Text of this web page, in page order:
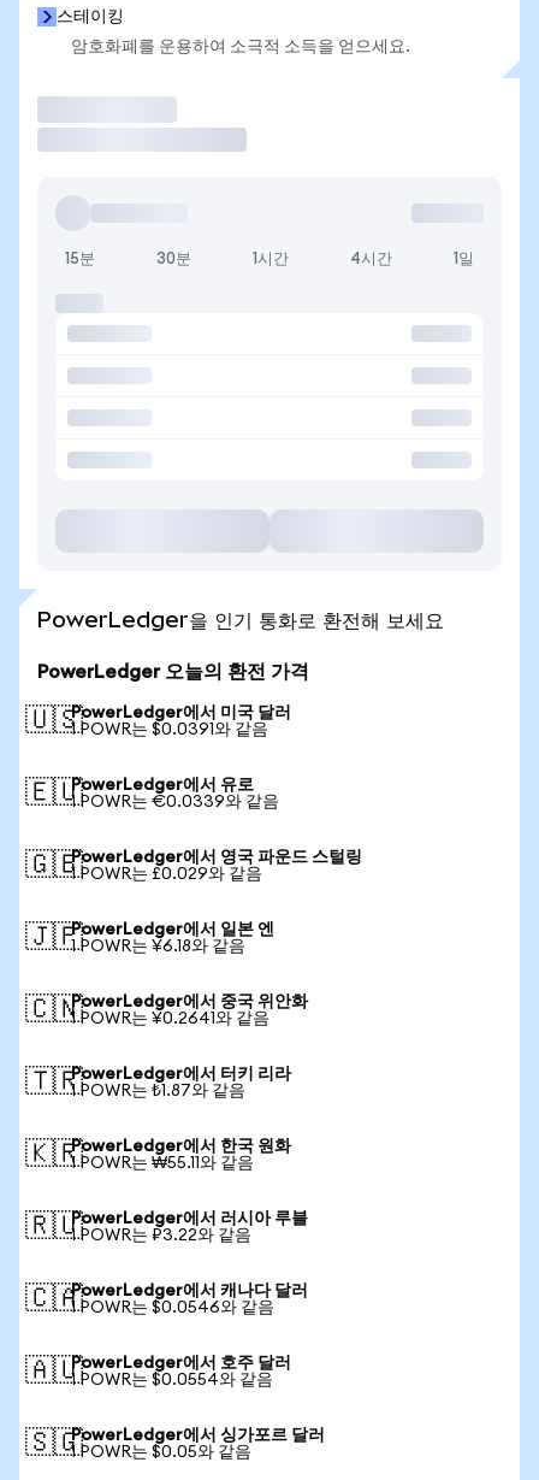
스테이킹
암호화폐를 운용하여 소극적 소득을 얻으세요.
15분 30분 1시간 4시간 1일
PowerLedger을 인기 통화로 환전해 보세요
PowerLedger 오늘의 환전 가격
🇺🇸PowerLedger에서 미국 달러
1 POWR는 $0.0391와 같음
🇪🇺PowerLedger에서 유로
1 POWR는 €0.0339와 같음
🇬🇧PowerLedger에서 영국 파운드 스털링
1 POWR는 £0.029와 같음
🇯🇵PowerLedger에서 일본 엔
1 POWR는 ¥6.18와 같음
🇨🇳PowerLedger에서 중국 위안화
1 POWR는 ¥0.2641와 같음
🇹🇷PowerLedger에서 터키 리라
1 POWR는 ₺1.87와 같음
🇰🇷PowerLedger에서 한국 원화
1 POWR는 ₩55.11와 같음
🇷🇺PowerLedger에서 러시아 루블
1 POWR는 ₽3.22와 같음
🇨🇦PowerLedger에서 캐나다 달러
1 POWR는 $0.0546와 같음
🇦🇺PowerLedger에서 호주 달러
1 POWR는 $0.0554와 같음
🇸🇬PowerLedger에서 싱가포르 달러
1 POWR는 $0.05와 같음